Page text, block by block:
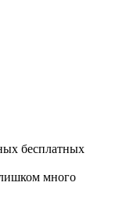
бесплатных
много